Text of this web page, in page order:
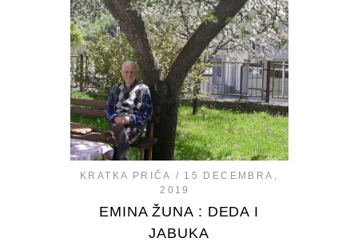
KRATKA PRIČA
15 DECEMBRA,
2019
EMINA ŽUNA : DEDA I
JABUKA